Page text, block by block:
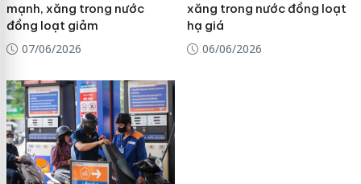
mạnh, xăng trong nước
đồng loạt giảm
07/06/2026
xăng trong nước đồng loạt
hạ giá
06/06/2026